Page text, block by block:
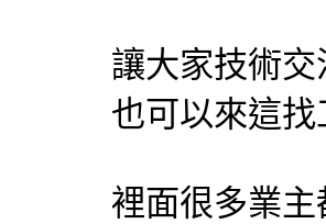
讓大家技術
也可以來這找
裡面很多業